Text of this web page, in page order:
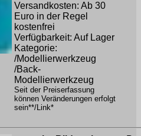
Versandkosten: Ab 30
Euro in der Regel
kostenfrei
Verfügbarkeit: Auf Lager
Kategorie:
/Modellierwerkzeug
/Back-
Modellierwerkzeug
Seit der Preiserfassung
können Veränderungen erfolgt
sein**/Link*